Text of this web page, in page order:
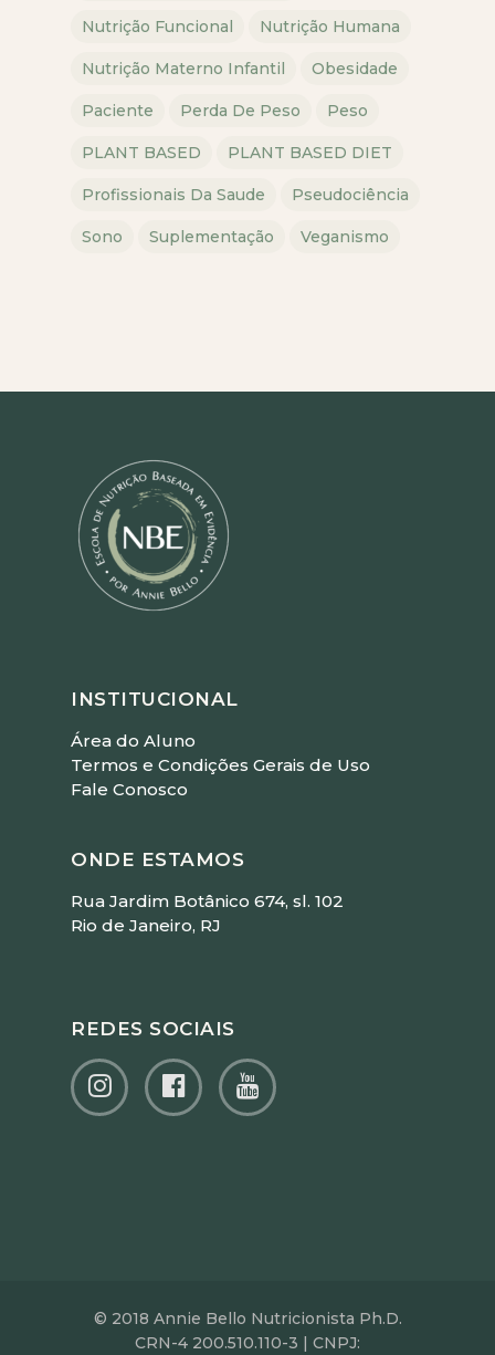
Nutrição Funcional Nutrição Humana
Nutrição Materno Infantil Obesidade
Paciente Perda De Peso Peso
PLANT BASED PLANT BASED DIET
Profissionais Da Saude Pseudociência
Sono Suplementação Veganismo
INSTITUCIONAL
Área do Aluno
Termos e Condições Gerais de Uso
Fale Conosco
ONDE ESTAMOS
Rua Jardim Botânico 674, sl. 102
Rio de Janeiro, RJ
REDES SOCIAIS
© 2018 Annie Bello Nutricionista Ph.D.
CRN-4 200.510.110-3 | CNPJ: